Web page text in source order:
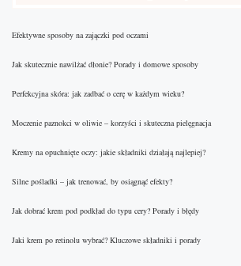
Efektywne sposoby na zajączki pod oczami
Jak skutecznie nawilżać dłonie? Porady i domowe sposoby
Perfekcyjna skóra: jak zadbać o cerę w każdym wieku?
Moczenie paznokci w oliwie – korzyści i skuteczna pielęgnacja
Kremy na opuchnięte oczy: jakie składniki działają najlepiej?
Silne pośladki – jak trenować, by osiągnąć efekty?
Jak dobrać krem pod podkład do typu cery? Porady i błędy
Jaki krem po retinolu wybrać? Kluczowe składniki i porady